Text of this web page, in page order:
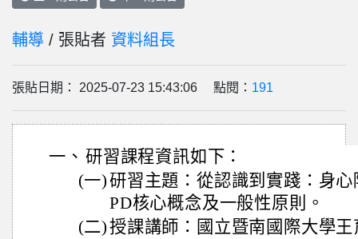
輔導 / 張貼者 資料組長
張貼日期： 2025-07-23 15:43:06 點閱： 191
一、 研習課程資訊如下：
(一)研習主題：從認識到實踐：身
PD核心概念及一般性原則。
(二)授課講師：國立暨南國際大學